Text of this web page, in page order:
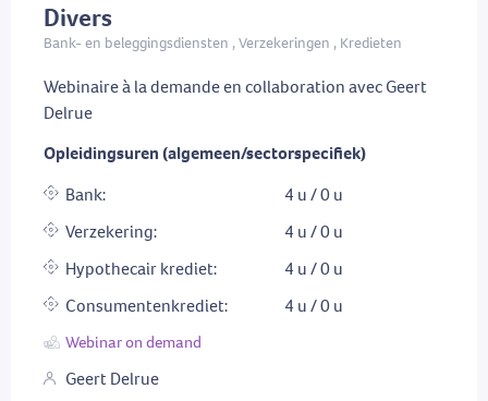
Divers
Bank- en beleggingsdiensten , Verzekeringen , Kredieten
Webinaire à la demande en collaboration avec Geert
Delrue
Opleidingsuren (algemeen/sectorspecifiek)
Bank:
4 u / 0 u
Verzekering:
4 u / 0 u
Hypothecair krediet:
4 u / 0 u
Consumentenkrediet:
4 u / 0 u
Webinar on demand
Geert Delrue